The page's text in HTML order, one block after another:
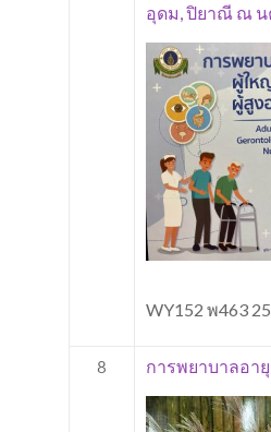
อุดม, ปิยาณี ณ น
WY152 พ463
8 การพยาบาลอา